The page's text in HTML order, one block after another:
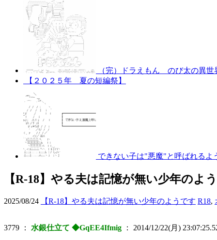
（完）ドラえもん のび太の異世
【２０２５年 夏の短編祭】
できない子は"悪魔"と呼ばれるよ
【R-18】やる夫は記憶が無い少年の
2025/08/24 【R-18】やる夫は記憶が無い少年のようです R18,
3779 ： 水銀仕立て ◆GqEE4Ifmig ： 2014/12/22(月)